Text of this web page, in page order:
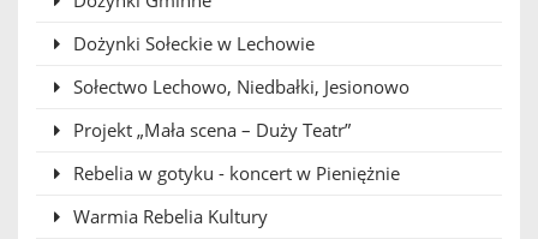
Dożynki Sołeckie w Lechowie
Sołectwo Lechowo, Niedbałki, Jesionowo
Projekt „Mała scena – Duży Teatr”
Rebelia w gotyku - koncert w Pieniężnie
Warmia Rebelia Kultury